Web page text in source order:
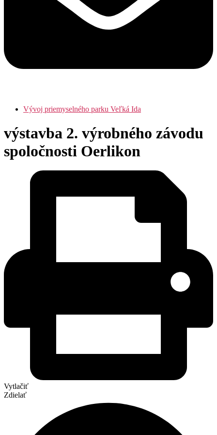
Vývoj priemyselného parku Veľká Ida
výstavba 2. výrobného závodu
spoločnosti Oerlikon
Vytlačiť
Zdielať